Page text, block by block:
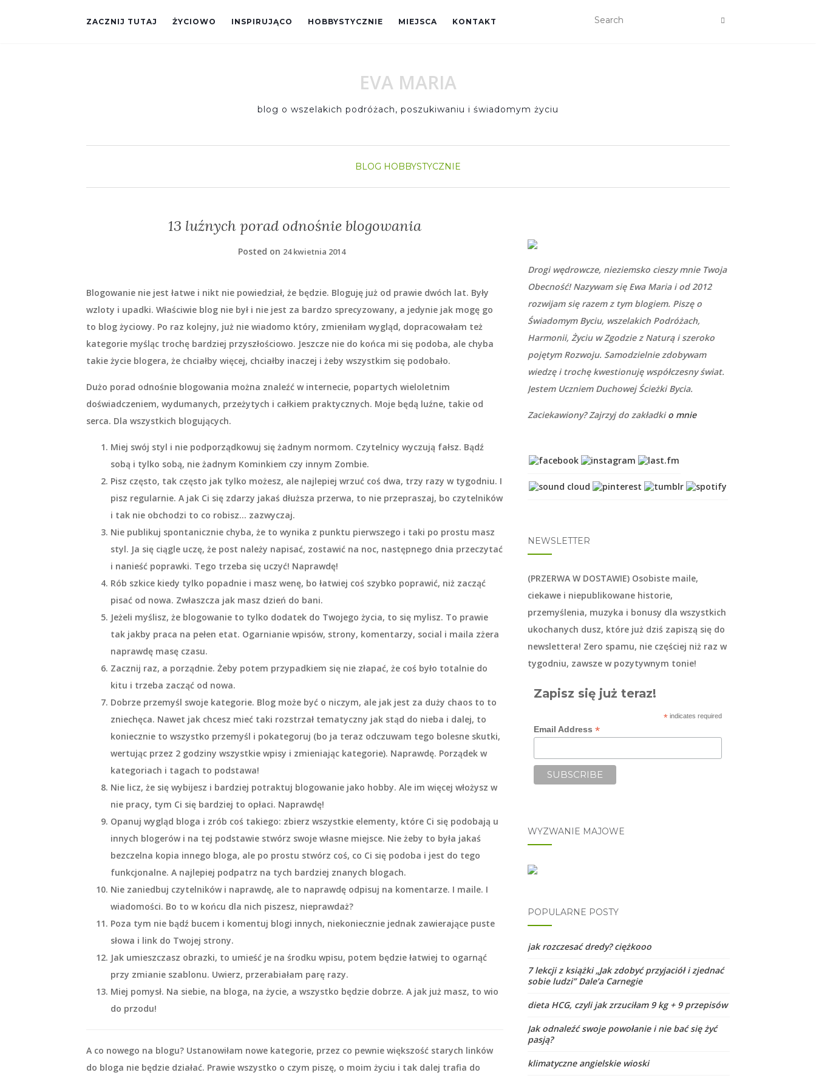
ZACZNIJ TUTAJ ŻYCIOWO INSPIRUJĄCO HOBBYSTYCZNIE MIEJSCA KONTAKT
EVA MARIA
blog o wszelakich podróżach, poszukiwaniu i świadomym życiu
BLOG HOBBYSTYCZNIE
13 luźnych porad odnośnie blogowania
Posted on 24 kwietnia 2014
Blogowanie nie jest łatwe i nikt nie powiedział, że będzie. Bloguję już od prawie dwóch lat. Były
wzloty i upadki. Właściwie blog nie był i nie jest za bardzo sprecyzowany, a jedynie jak mogę go
to blog życiowy. Po raz kolejny, już nie wiadomo który, zmieniłam wygląd, dopracowałam też
kategorie myśląc trochę bardziej przyszłościowo. Jeszcze nie do końca mi się podoba, ale chyba
takie życie blogera, że chciałby więcej, chciałby inaczej i żeby wszystkim się podobało.
Dużo porad odnośnie blogowania można znaleźć w internecie, popartych wieloletnim
doświadczeniem, wydumanych, przeżytych i całkiem praktycznych. Moje będą luźne, takie od
serca. Dla wszystkich blogujących.
Miej swój styl i nie podporządkowuj się żadnym normom. Czytelnicy wyczują fałsz. Bądź
sobą i tylko sobą, nie żadnym Kominkiem czy innym Zombie.
Pisz często, tak często jak tylko możesz, ale najlepiej wrzuć coś dwa, trzy razy w tygodniu. I
pisz regularnie. A jak Ci się zdarzy jakaś dłuższa przerwa, to nie przepraszaj, bo czytelników
i tak nie obchodzi to co robisz… zazwyczaj.
Nie publikuj spontanicznie chyba, że to wynika z punktu pierwszego i taki po prostu masz
styl. Ja się ciągle uczę, że post należy napisać, zostawić na noc, następnego dnia przeczytać
i nanieść poprawki. Tego trzeba się uczyć! Naprawdę!
Rób szkice kiedy tylko popadnie i masz wenę, bo łatwiej coś szybko poprawić, niż zacząć
pisać od nowa. Zwłaszcza jak masz dzień do bani.
Jeżeli myślisz, że blogowanie to tylko dodatek do Twojego życia, to się mylisz. To prawie
tak jakby praca na pełen etat. Ogarnianie wpisów, strony, komentarzy, social i maila zżera
naprawdę masę czasu.
Zacznij raz, a porządnie. Żeby potem przypadkiem się nie złapać, że coś było totalnie do
kitu i trzeba zacząć od nowa.
Dobrze przemyśl swoje kategorie. Blog może być o niczym, ale jak jest za duży chaos to to
zniechęca. Nawet jak chcesz mieć taki rozstrzał tematyczny jak stąd do nieba i dalej, to
koniecznie to wszystko przemyśl i pokategoruj (bo ja teraz odczuwam tego bolesne skutki,
wertując przez 2 godziny wszystkie wpisy i zmieniając kategorie). Naprawdę. Porządek w
kategoriach i tagach to podstawa!
Nie licz, że się wybijesz i bardziej potraktuj blogowanie jako hobby. Ale im więcej włożysz w
nie pracy, tym Ci się bardziej to opłaci. Naprawdę!
Opanuj wygląd bloga i zrób coś takiego: zbierz wszystkie elementy, które Ci się podobają u
innych blogerów i na tej podstawie stwórz swoje własne miejsce. Nie żeby to była jakaś
bezczelna kopia innego bloga, ale po prostu stwórz coś, co Ci się podoba i jest do tego
funkcjonalne. A najlepiej podpatrz na tych bardziej znanych blogach.
Nie zaniedbuj czytelników i naprawdę, ale to naprawdę odpisuj na komentarze. I maile. I
wiadomości. Bo to w końcu dla nich piszesz, nieprawdaż?
Poza tym nie bądź bucem i komentuj blogi innych, niekoniecznie jednak zawierające puste
słowa i link do Twojej strony.
Jak umieszczasz obrazki, to umieść je na środku wpisu, potem będzie łatwiej to ogarnąć
przy zmianie szablonu. Uwierz, przerabiałam parę razy.
Miej pomysł. Na siebie, na bloga, na życie, a wszystko będzie dobrze. A jak już masz, to wio
do przodu!
A co nowego na blogu? Ustanowiłam nowe kategorie, przez co pewnie większość starych linków
do bloga nie będzie działać. Prawie wszystko o czym piszę, o moim życiu i tak dalej trafia do
Drogi wędrowcze, nieziemsko cieszy mnie Twoja
Obecność! Nazywam się Ewa Maria i od 2012
rozwijam się razem z tym blogiem. Piszę o
Świadomym Byciu, wszelakich Podróżach,
Harmonii, Życiu w Zgodzie z Naturą i szeroko
pojętym Rozwoju. Samodzielnie zdobywam
wiedzę i trochę kwestionuję współczesny świat.
Jestem Uczniem Duchowej Ścieżki Bycia.
Zaciekawiony? Zajrzyj do zakładkio mnie
NEWSLETTER
(PRZERWA W DOSTAWIE) Osobiste maile,
ciekawe i niepublikowane historie,
przemyślenia, muzyka i bonusy dla wszystkich
ukochanych dusz, które już dziś zapiszą się do
newslettera! Zero spamu, nie częściej niż raz w
tygodniu, zawsze w pozytywnym tonie!
Zapisz się już teraz!
* indicates required
Email Address *
WYZWANIE MAJOWE
POPULARNE POSTY
jak rozczesać dredy? ciężkooo
7 lekcji z książki „Jak zdobyć przyjaciół i zjednać
sobie ludzi” Dale’a Carnegie
dieta HCG, czyli jak zrzuciłam 9 kg + 9 przepisów
Jak odnaleźć swoje powołanie i nie bać się żyć
pasją?
klimatyczne angielskie wioski